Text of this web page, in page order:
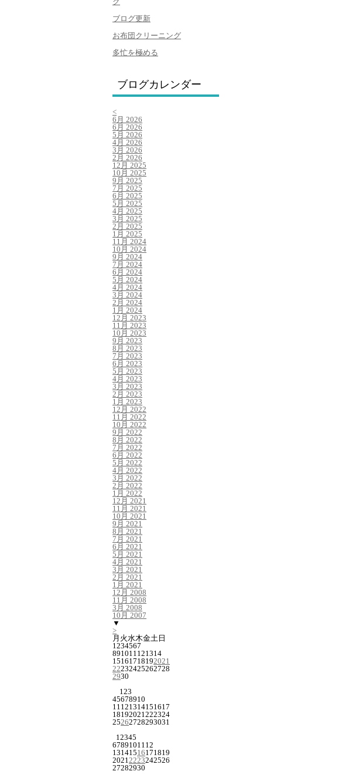
ブログ更新
お布団クリーニング
多忙を極める
ブログカレンダー
<
6月 2026
6月 2026
5月 2026
4月 2026
3月 2026
2月 2026
12月 2025
10月 2025
9月 2025
7月 2025
6月 2025
5月 2025
4月 2025
3月 2025
2月 2025
1月 2025
11月 2024
10月 2024
9月 2024
7月 2024
6月 2024
5月 2024
4月 2024
3月 2024
2月 2024
1月 2024
12月 2023
11月 2023
10月 2023
9月 2023
8月 2023
7月 2023
6月 2023
5月 2023
4月 2023
3月 2023
2月 2023
1月 2023
12月 2022
11月 2022
10月 2022
9月 2022
8月 2022
7月 2022
6月 2022
5月 2022
4月 2022
3月 2022
2月 2022
1月 2022
12月 2021
11月 2021
10月 2021
9月 2021
8月 2021
7月 2021
6月 2021
5月 2021
4月 2021
3月 2021
2月 2021
1月 2021
12月 2008
11月 2008
3月 2008
10月 2007
▼
>
月 火水木金土 日
1234567
891011121314
15161718192021
22232425262728
2930
123
45678910
11121314151617
18192021222324
25262728293031
12345
6789101112
13141516171819
20212223242526
27282930